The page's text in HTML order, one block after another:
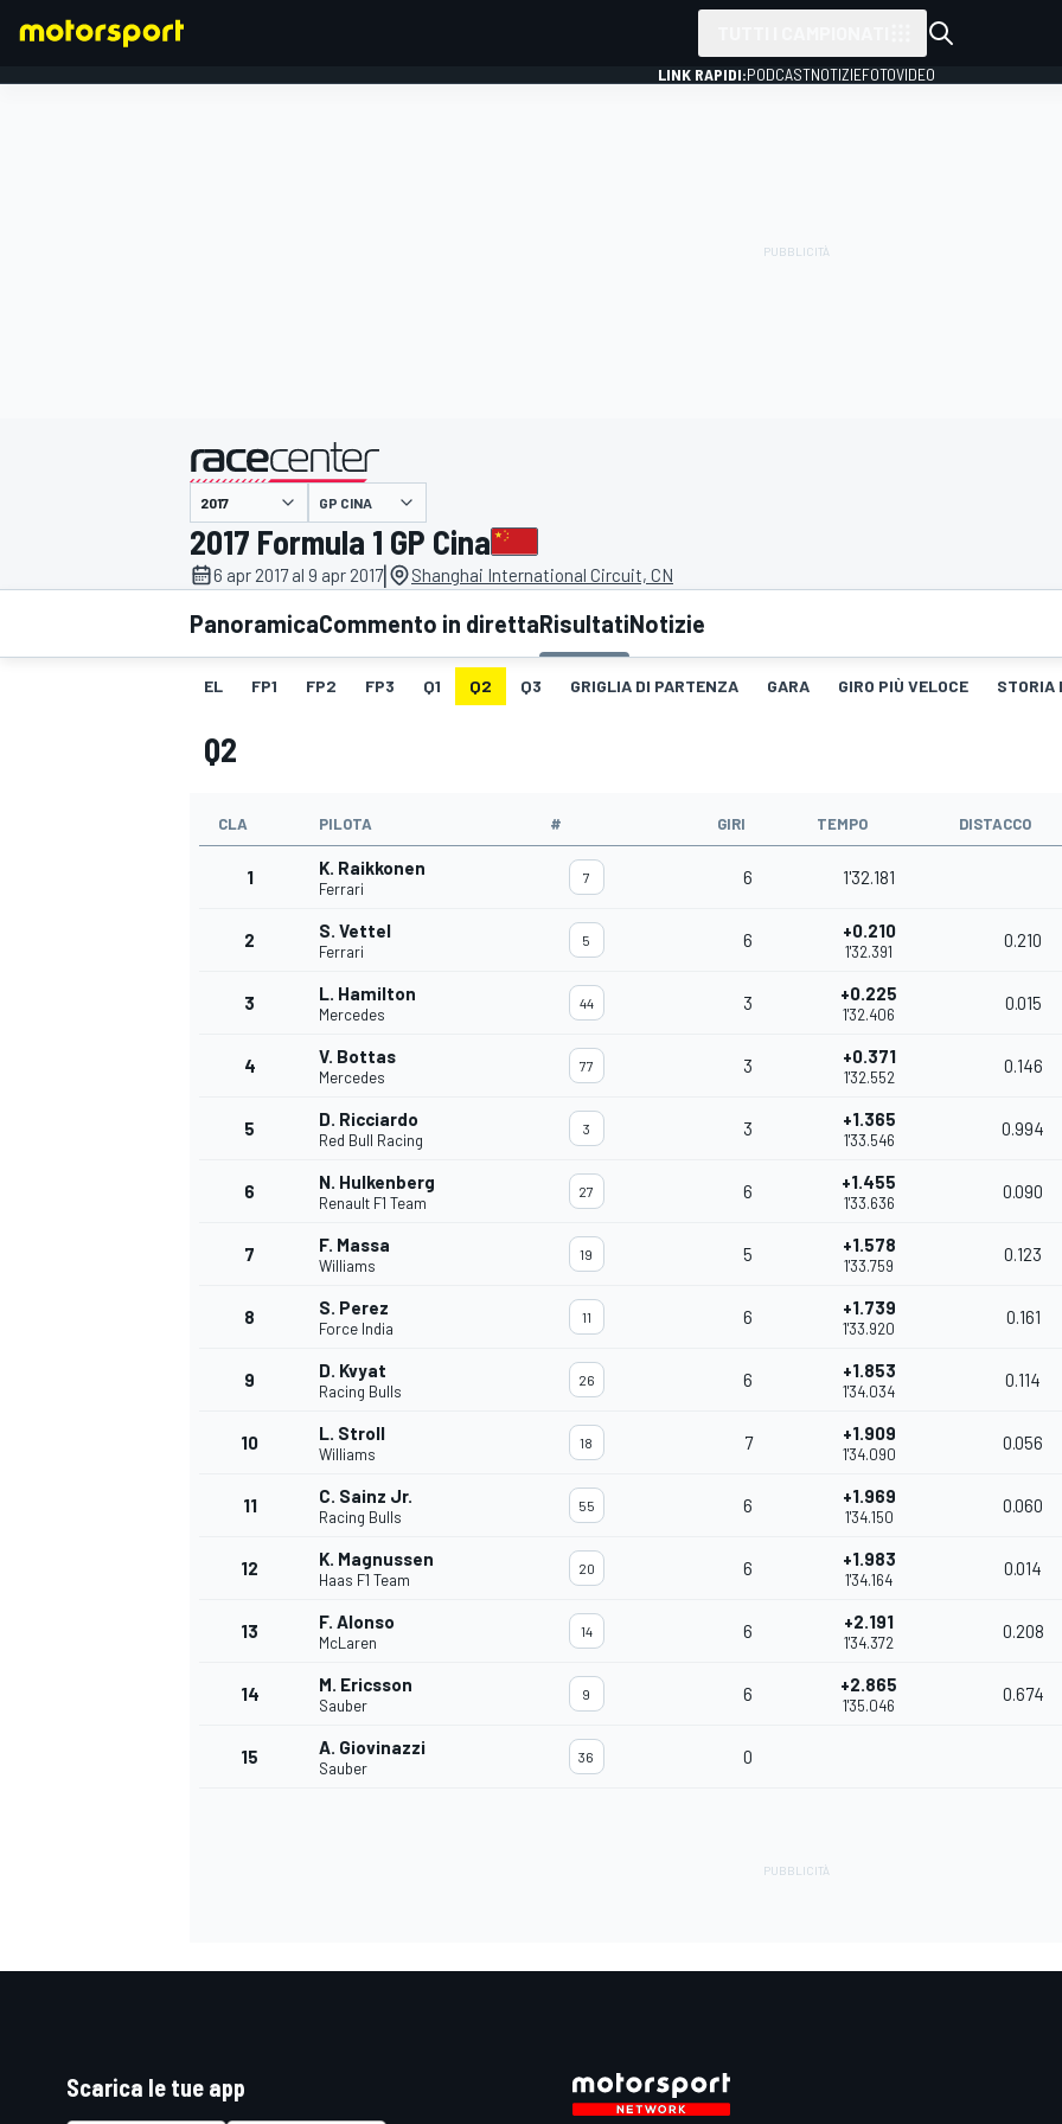
MOTOGP WEC
WRC
MONOPOSTO
LINK RAPIDI:PODCASTNOTIZIEFOTOVIDEO
presentato da
GP CINA
2017 Formula 1 GP Cina
6 apr 2017 al 9 apr 2017| Shanghai International Circuit, CN
PanoramicaCommento in direttaRisultatiNotizie
EL FP1 FP2 FP3 Q1 Q2 Q3 GRIGLIA DI PARTENZA GARA GIRO PIÙ VELOCE STORIA
Q2
CLA PILOTA # GIRI TEMPO DISTACCO
1 K. Raikkonen
Ferrari
7 6 1'32.181
2 S. Vettel
Ferrari
5 6 +0.210
1'32.391
0.210
3 L. Hamilton
Mercedes
44 3 +0.225
1'32.406
0.015
4 V. Bottas
Mercedes
77 3 +0.371
1'32.552
0.146
5 D. Ricciardo
Red Bull Racing
3 3 +1.365
1'33.546
0.994
6 N. Hulkenberg
Renault F1 Team
27 6 +1.455
1'33.636
0.090
7 F. Massa
Williams
19 5 +1.578
1'33.759
0.123
8 S. Perez
Force India
11 6 +1.739
1'33.920
0.161
9 D. Kvyat
Racing Bulls
26 6 +1.853
1'34.034
0.114
10 L. Stroll
Williams
18 7 +1.909
1'34.090
0.056
11 C. Sainz Jr.
Racing Bulls
55 6 +1.969
1'34.150
0.060
12 K. Magnussen
Haas F1 Team
20 6 +1.983
1'34.164
0.014
13 F. Alonso
McLaren
14 6 +2.191
1'34.372
0.208
14 M. Ericsson
Sauber
9 6 +2.865
1'35.046
0.674
15 A. Giovinazzi
Sauber
36 0
Scarica le tue app